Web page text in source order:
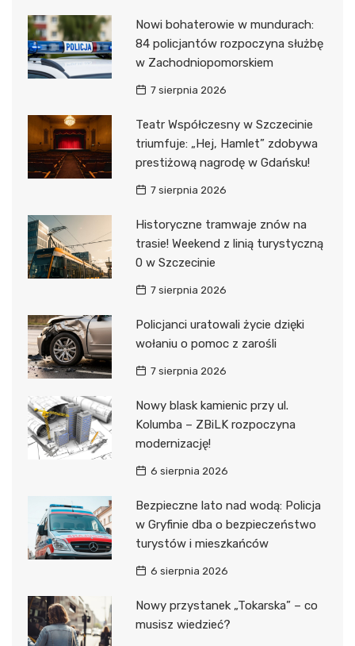
Nowi bohaterowie w mundurach:
84 policjantów rozpoczyna służbę
w Zachodniopomorskiem
7 sierpnia 2026
Teatr Współczesny w Szczecinie
triumfuje: „Hej, Hamlet” zdobywa
prestiżową nagrodę w Gdańsku!
7 sierpnia 2026
Historyczne tramwaje znów na
trasie! Weekend z linią turystyczną
0 w Szczecinie
7 sierpnia 2026
Policjanci uratowali życie dzięki
wołaniu o pomoc z zarośli
7 sierpnia 2026
Nowy blask kamienic przy ul.
Kolumba – ZBiLK rozpoczyna
modernizację!
6 sierpnia 2026
Bezpieczne lato nad wodą: Policja
w Gryfinie dba o bezpieczeństwo
turystów i mieszkańców
6 sierpnia 2026
Nowy przystanek „Tokarska” – co
musisz wiedzieć?